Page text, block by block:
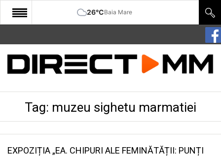
26°CBaia Mare
START
COMUNITATE
CULTURA
SANATATE
Tag: muzeu sighetu marmatiei
EXPOZIȚIA „EA. CHIPURI ALE FEMINĂTĂȚII: PUNȚI